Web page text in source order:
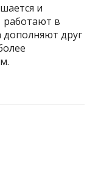
и
работают в
дополняют друг